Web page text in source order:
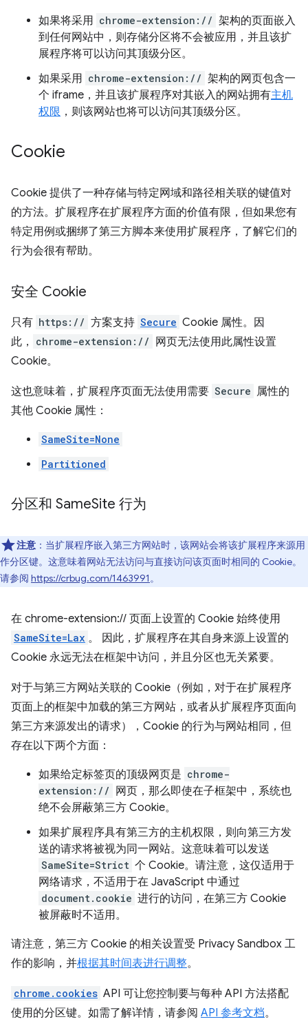
如果将采用 chrome-extension:// 架构的页面嵌入
到任何网站中，则存储分区将不会被应用，并且该扩
展程序将可以访问其顶级分区。
如果采用 chrome-extension:// 架构的网页包含一
个 iframe，并且该扩展程序对其嵌入的网站拥有主机
权限 ，则该网站也将可以访问其顶级分区。
Cookie
Cookie 提供了一种存储与特定网域和路径相关联的键值对
的方法。扩展程序在扩展程序方面的价值有限，但如果您有
特定用例或捆绑了第三方脚本来使用扩展程序，了解它们的
行为会很有帮助。
安全 Cookie
只有 https:// 方案支持 Secure Cookie 属性。因
此，
chrome-extension://
网页无法使用此属性设置
Cookie。
这也意味着，扩展程序页面无法使用需要 Secure 属性的
其他 Cookie 属性：
SameSite=None
Partitioned
分区和 SameSite 行为
注意 ：当扩展程序嵌入第三方网站时，该网站会将该扩展程序来源用
作分区键。这意味着网站无法访问与直接访问该页面时相同的 Cookie。
请参阅 https://crbug.com/1463991。
在 chrome-extension:// 页面上设置的 Cookie 始终使用
SameSite=Lax 。 因此，扩展程序在其自身来源上设置的
Cookie 永远无法在框架中访问，并且分区也无关紧要。
对于与第三方网站关联的 Cookie（例如，对于在扩展程序
页面上的框架中加载的第三方网站，或者从扩展程序页面向
第三方来源发出的请求），Cookie 的行为与网站相同，但
存在以下两个方面：
如果给定标签页的顶级网页是 chrome-
extension://
网页，那么即使在子框架中，系统也
绝不会屏蔽第三方 Cookie。
如果扩展程序具有第三方的主机权限，则向第三方发
送的请求将被视为同一网站。这意味着可以发送
SameSite=Strict 个 Cookie。请注意，这仅适用于
网络请求，不适用于在 JavaScript 中通过
document.cookie 进行的访问，在第三方 Cookie
被屏蔽时不适用。
请注意，第三方 Cookie 的相关设置受 Privacy Sandbox 工
作的影响，并根据其时间表进行调整。
chrome.cookies API 可让您控制要与每种 API 方法搭配
使用的分区键。如需了解详情，请参阅 API 参考文档。